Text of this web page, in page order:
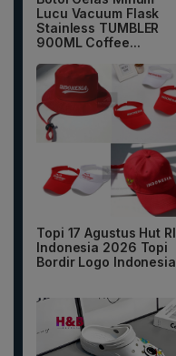
Lucu Vacuum Flask
Stainless TUMBLER
900ML Coffee...
Topi 17 Agustus Hut RI
Indonesia 2026 Topi
Bordir Logo Indonesia